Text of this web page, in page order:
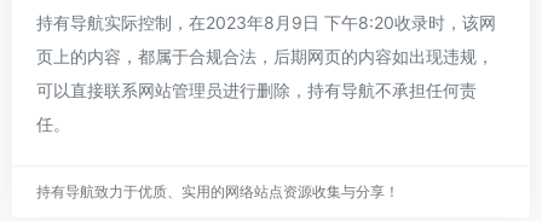
持有导航实际控制，在2023年8月9日 下午8:20收录时，该网
页上的内容，都属于合规合法，后期网页的内容如出现违规，
可以直接联系网站管理员进行删除，持有导航不承担任何责
任。
持有导航致力于优质、实用的网络站点资源收集与分享！